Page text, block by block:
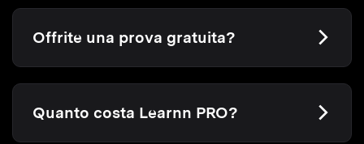
Offrite una prova gratuita?
Quanto costa Learnn PRO?